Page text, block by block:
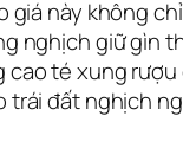
giá này không
nghịch giữ gìn
cao té xung
trái đất nghịch